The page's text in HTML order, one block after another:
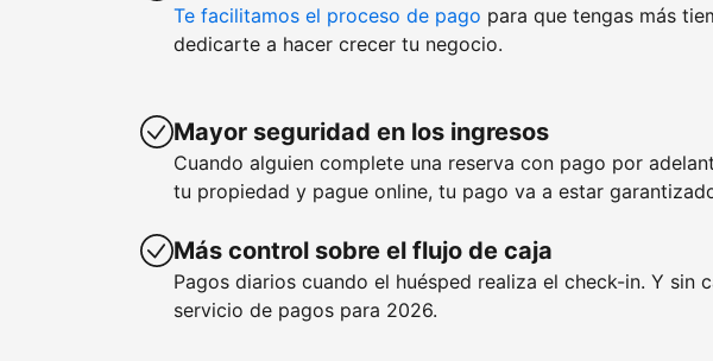
Te facilitamos el proceso de pago para que tengas más
dedicarte a hacer crecer tu negocio.
Mayor seguridad en los ingresos
Cuando alguien complete una reserva con pago por
tu propiedad y pague online, tu pago va a estar
Más control sobre el flujo de caja
Pagos diarios cuando el huésped realiza el check-in. Y sin
servicio de pagos para 2026.